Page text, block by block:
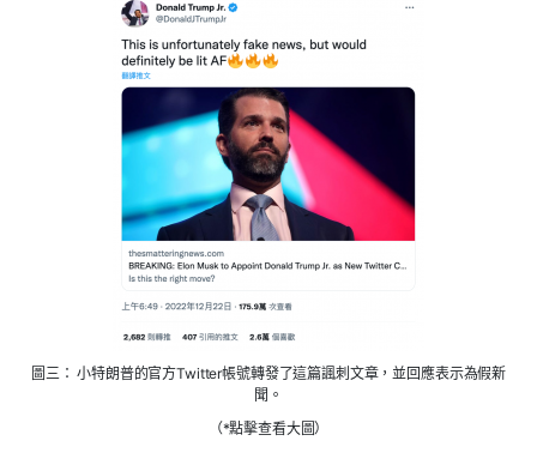
圖三： 小特朗普的官方Twitter帳號轉發了這篇諷刺文章，並回應表示為假新
聞。
（*點擊查看大圖）